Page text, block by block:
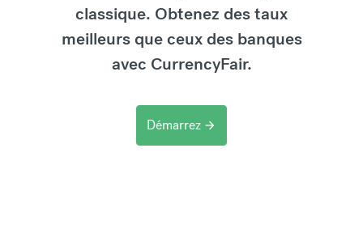
classique. Obtenez des taux
meilleurs que ceux des banques
avec CurrencyFair.
Démarrez arrow_forward